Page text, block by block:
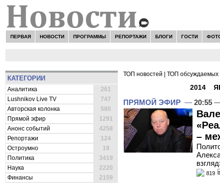
ПЕРВАЯ НОВОСТИ ПРОГРАММЫ РЕПОРТАЖИ БЛОГИ ГОСТИ
КАТЕГОРИИ
Аналитика
261
Lushnikov Live TV
747
Авторская колонка
580
Прямой эфир
1291
Анонс событий
4258
Репортажи
124
Остроумно
19
Политика
3419
Наука
2220
Финансы
2159
ТОП новостей ТОП обсуждаемых
2014
ПРЯМОЙ ЭФИР — 20:55 —
–
819